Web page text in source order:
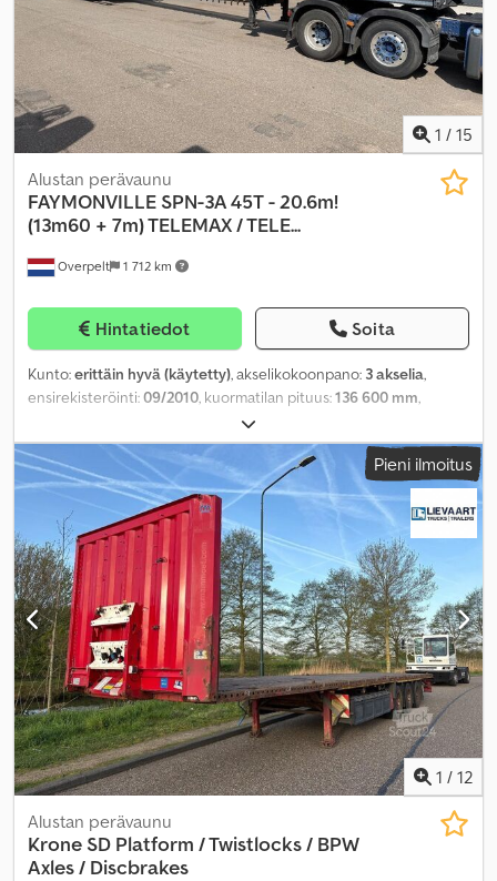
1 / 15
Overpelt 1 712 km
Alustan perävaunu
FAYMONVILLE SPN-3A 45T - 20.6m!
(13m60 + 7m) TELEMAX / TELE...
Hintatiedot Soita
Kunto:erittäin hyvä (käytetty), akselikokoonpano: 3 akselia,
ensirekisteröinti:09/2010, kuormatilan pituus:136 600 mm,
, kokonaispituus:
kokonaisleveys:2 500 mm, jousitus:ilma, renkaan koko:385/65
R22.5, renkaiden kunto: 40 prosentti , väri:muu
, Valmistusvuosi:
2010, Varusteet:ABS,
Pieni ilmoitus
1 / 12
Alustan perävaunu
Krone SD Platform / Twistlocks / BPW
Axles / Discbrakes